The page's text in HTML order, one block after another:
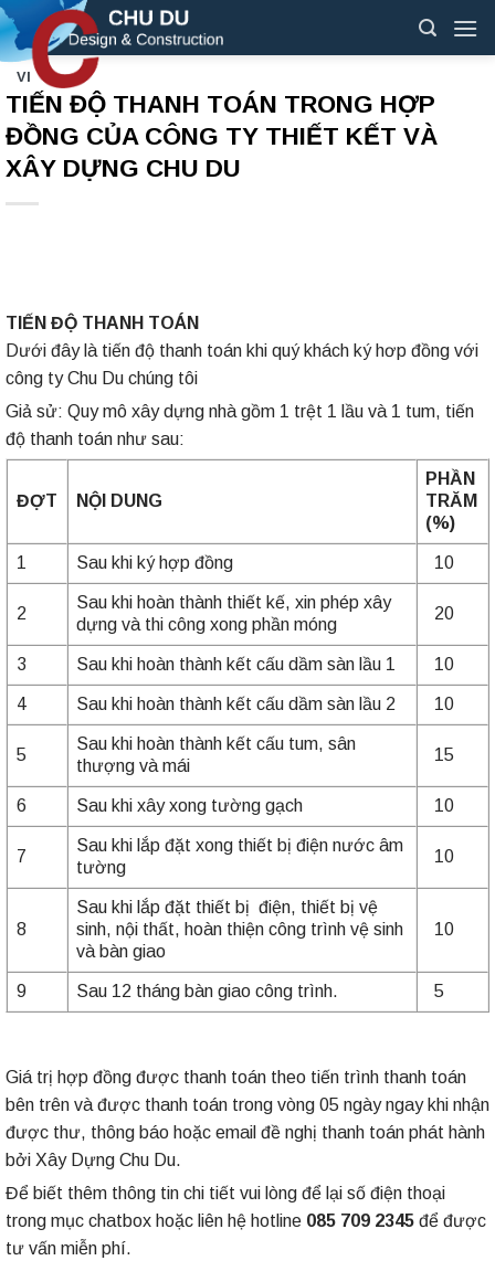
Skip
to
content
VI
TIẾN ĐỘ THANH TOÁN TRONG HỢP
ĐỒNG CỦA CÔNG TY THIẾT KẾT VÀ
XÂY DỰNG CHU DU
TIẾN ĐỘ THANH TOÁN
Dưới đây là tiến độ thanh toán khi quý khách ký hơp đồng với
công ty Chu Du chúng tôi
Giả sử: Quy mô xây dựng nhà gồm 1 trệt 1 lầu và 1 tum, tiến
độ thanh toán như sau:
ĐỢT NỘI DUNG
PHẦN
TRĂM
(%)
1 Sau khi ký hợp đồng 10
2
Sau khi hoàn thành thiết kế, xin phép xây
dựng và thi công xong phần móng
20
3 Sau khi hoàn thành kết cấu dầm sàn lầu 1 10
4 Sau khi hoàn thành kết cấu dầm sàn lầu 2 10
5
Sau khi hoàn thành kết cấu tum, sân
thượng và mái
15
6 Sau khi xây xong tường gạch 10
7
Sau khi lắp đặt xong thiết bị điện nước âm
tường
10
8
Sau khi lắp đặt thiết bị điện, thiết bị vệ
sinh, nội thất, hoàn thiện công trình vệ sinh
và bàn giao
10
9 Sau 12 tháng bàn giao công trình. 5
Giá trị hợp đồng được thanh toán theo tiến trình thanh toán
bên trên và được thanh toán trong vòng 05 ngày ngay khi nhận
được thư, thông báo hoặc email đề nghị thanh toán phát hành
bởi Xây Dựng Chu Du.
Để biết thêm thông tin chi tiết vui lòng để lại số điện thoại
trong mục chatbox hoặc liên hệ hotline 085 709 2345 để được
tư vấn miễn phí.